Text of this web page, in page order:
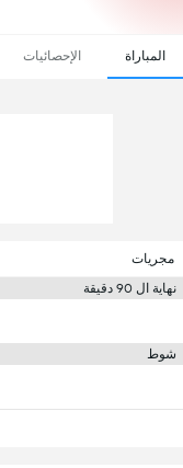
المباراة الإحصائيات
مجريات
نهاية ال 90 دقيقة
شوط